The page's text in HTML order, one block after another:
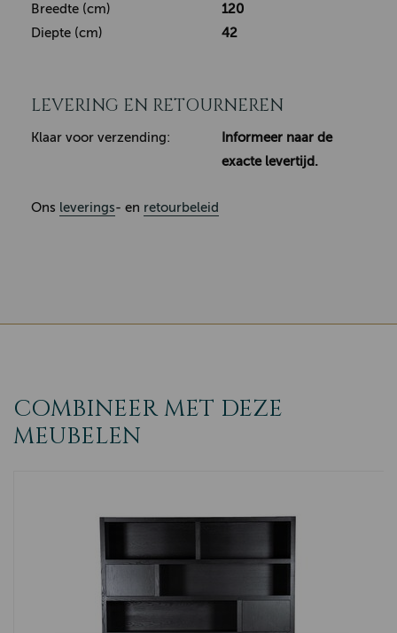
Breedte (cm)
120
Diepte (cm)
42
LEVERING EN RETOURNEREN
Klaar voor verzending:
Informeer naar de
exacte levertijd.
Ons leverings- en retourbeleid
COMBINEER MET DEZE
MEUBELEN